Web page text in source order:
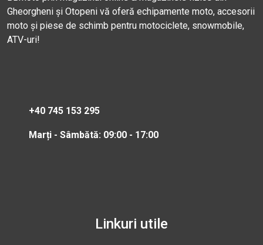
Gheorgheni și Otopeni vă oferă echipamente moto, accesorii
moto și piese de schimb pentru motociclete, snowmobile,
ATV-uri!
+40 745 153 295
Marți - Sâmbătă: 09:00 - 17:00
Linkuri utile